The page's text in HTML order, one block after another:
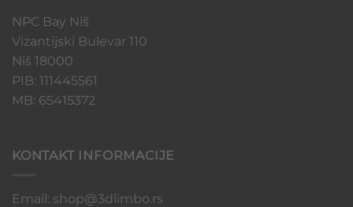
NPC Bay Niš
Vizantijski Bulevar 110
Niš 18000
PIB: 111445561
MB: 65415372
KONTAKT INFORMACIJE
Email: shop@3dlimbo.rs